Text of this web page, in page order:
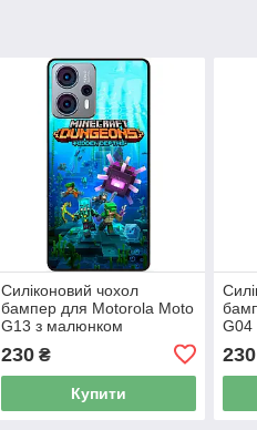
Силіконовий чохол
бампер для Motorola Moto
G13 з малюнком
230₴
Купити
G04
230